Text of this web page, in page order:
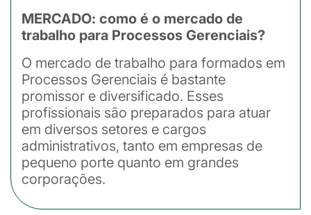
MERCADO: como é o mercado de
trabalho para Processos Gerenciais?
O mercado de trabalho para formados em
Processos Gerenciais é bastante
promissor e diversificado. Esses
profissionais são preparados para atuar
em diversos setores e cargos
administrativos, tanto em empresas de
pequeno porte quanto em grandes
corporações.